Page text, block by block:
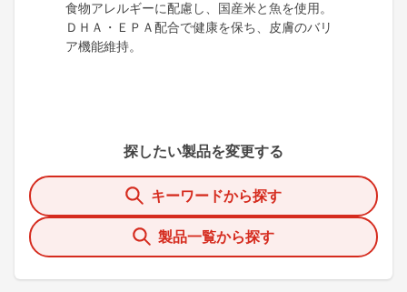
食物アレルギーに配慮し、国産米と魚を使用。
ＤＨＡ・ＥＰＡ配合で健康を保ち、皮膚のバリ
ア機能維持。
探したい製品を変更する
キーワードから探す
製品一覧から探す